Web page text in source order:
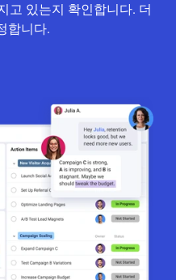
고 있는지 확인합니다. 더
합니다.